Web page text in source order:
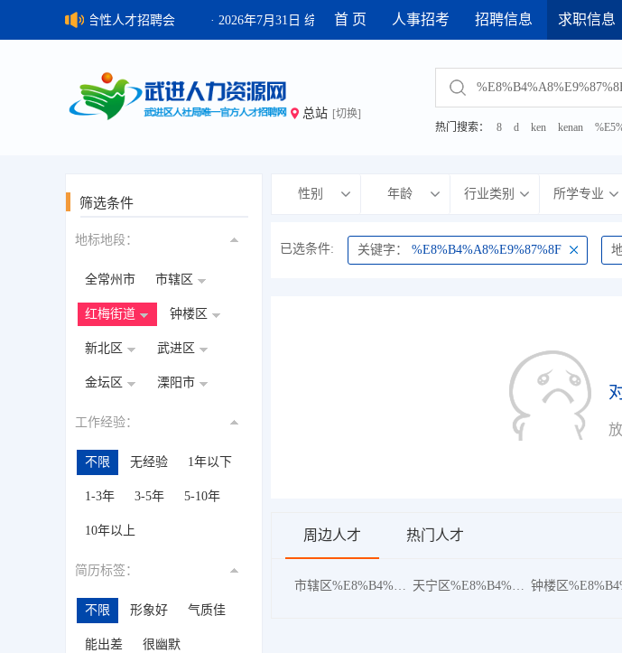
年8月7日 综合性人才招聘会 · 2026年7月31日 综合性人才招聘会 · 2026年武进区网络招聘会
首 页 人事招考 招聘信息 求职信息
总站 [切换]
热门搜索：
8 d ken kenan
筛选条件
地标地段：
全常州市 市辖区
红梅街道 钟楼区
新北区 武进区
金坛区 溧阳市
工作经验：
不限 无经验 1年以下
1-3年 3-5年 5-10年
10年以上
简历标签：
不限 形象好 气质佳
能出差 很幽默
性别 年龄 行业类别 所学专业
已选条件: 关键字： %E8%B4%A8%E9%87%8F
周边人才 热门人才
市辖区%E8%B4%A8%E9%87%8F 天宁区%E8%B4%A8%E9%87%8F